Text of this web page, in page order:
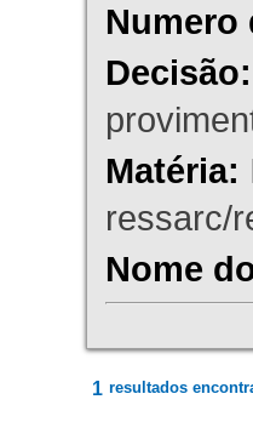
Numero
Decisão:
Matéria:
ressarc/
Nome
1 resultados